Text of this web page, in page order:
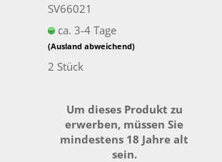
SV66021
ca. 3-4 Tage
(Ausland abweichend)
2 Stück
Um dieses Produkt zu
erwerben, müssen Sie
mindestens 18 Jahre alt
sein.